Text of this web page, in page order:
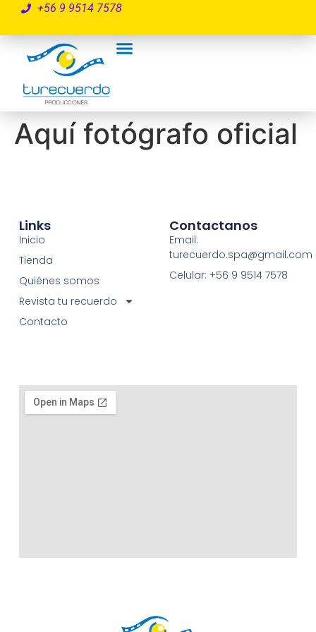
+56 9 9514 7578
Aquí fotógrafo oficial
Links
Inicio
Tienda
Quiénes somos
Revista tu recuerdo
Contacto
Contactanos
Email:
turecuerdo.spa@gmail.com
Celular: +56 9 9514 7578